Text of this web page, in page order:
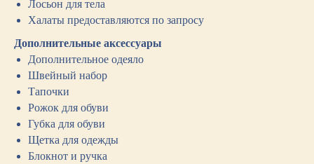
Лосьон для тела
Халаты предоставляются по запросу
Дополнительные аксессуары
Дополнительное одеяло
Швейный набор
Тапочки
Рожок для обуви
Губка для обуви
Щетка для одежды
Блокнот и ручка